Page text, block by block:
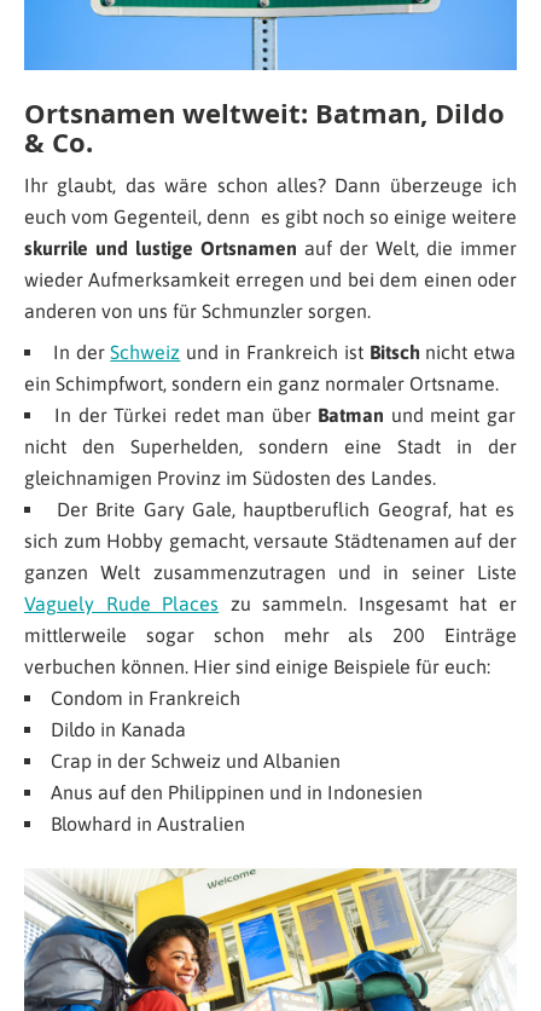
Ortsnamen weltweit: Batman, Dildo
& Co.
Ihr glaubt, das wäre schon alles? Dann überzeuge ich
euch vom Gegenteil, denn es gibt noch so einige weitere
skurrile und lustige Ortsnamen auf der Welt, die immer
wieder Aufmerksamkeit erregen und bei dem einen oder
anderen von uns für Schmunzler sorgen.
In derSchweiz und in Frankreich ist Bitsch nicht etwa
ein Schimpfwort, sondern ein ganz normaler Ortsname.
In der Türkei redet man über Batman und meint gar
nicht den Superhelden, sondern eine Stadt in der
gleichnamigen Provinz im Südosten des Landes.
Der Brite Gary Gale, hauptberuflich Geograf, hat es
sich zum Hobby gemacht, versaute Städtenamen auf der
ganzen Welt zusammenzutragen und in seiner Liste
Vaguely Rude Places zu sammeln. Insgesamt hat er
mittlerweile sogar schon mehr als 200 Einträge
verbuchen können. Hier sind einige Beispiele für euch:
Condom in Frankreich
Dildo in Kanada
Crap in der Schweiz und Albanien
Anus auf den Philippinen und in Indonesien
Blowhard in Australien